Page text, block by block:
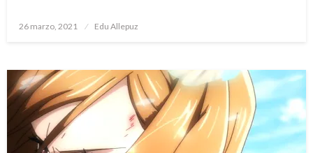
Publicado
26 marzo, 2021 Edu Allepuz